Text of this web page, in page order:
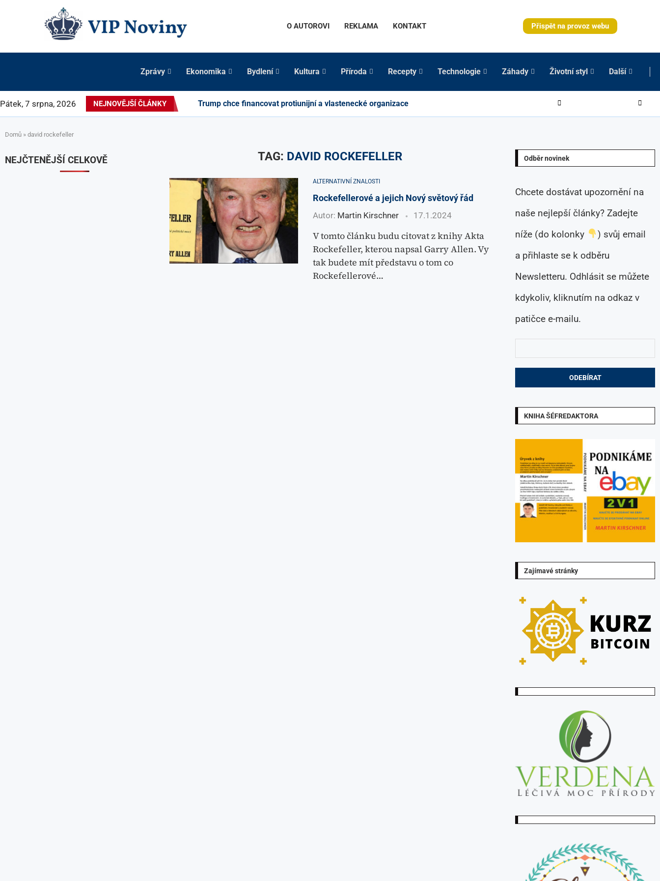
O AUTOROVI REKLAMA KONTAKT Přispět na provoz webu
Zprávy Ekonomika Bydlení Kultura Příroda Recepty Technologie Záhady Životní styl Další
Pátek, 7 srpna, 2026 NEJNOVĚJŠÍ ČLÁNKY Trump chce financovat protiunijní a vlastenecké organizace
Domů » david rockefeller
TAG: DAVID ROCKEFELLER
ALTERNATIVNÍ ZNALOSTI
Rockefellerové a jejich Nový světový řád
Autor: Martin Kirschner 17.1.2024
V tomto článku budu citovat z knihy Akta
Rockefeller, kterou napsal Garry Allen. Vy
tak budete mít představu o tom co
Rockefellerové…
Odběr novinek
Chcete dostávat upozornění na
naše nejlepší články? Zadejte
níže (do kolonky
) svůj email
a přihlaste se k odběru
Newsletteru. Odhlásit se můžete
kdykoliv, kliknutím na odkaz v
patičce e-mailu.
KNIHA ŠÉFREDAKTORA
Zajímavé stránky
NEJČTENĚJŠÍ CELKOVĚ